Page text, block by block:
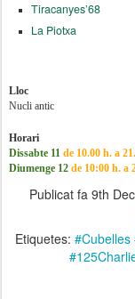
Tiracanyes’68
La Piotxa
Lloc
Nucli antic
Horari
Dissabte 11 de 10.00 h. a
Diumenge 12 de 10:00 h. a
Publicat fa 9th
Etiquetes: #Cubelles